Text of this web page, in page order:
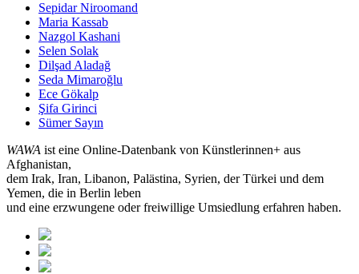
Sepidar Niroomand
Maria Kassab
Nazgol Kashani
Selen Solak
Dilşad Aladağ
Seda Mimaroğlu
Ece Gökalp
Şifa Girinci
Sümer Sayın
WAWA ist eine Online-Datenbank von Künstlerinnen+ aus
Afghanistan,
dem Irak, Iran, Libanon, Palästina, Syrien, der Türkei und dem
Yemen, die in Berlin leben
und eine erzwungene oder freiwillige Umsiedlung erfahren haben.